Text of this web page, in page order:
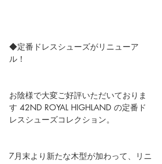
◆定番ドレスシューズがリニューア
ル！
お陰様で大変ご好評いただいておりま
す 42ND ROYAL HIGHLAND の定番ド
レスシューズコレクション。
7月末より新たな木型が加わって、リニ